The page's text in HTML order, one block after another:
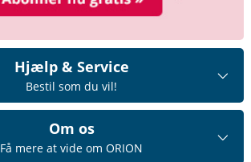
Hjælp & Service
Bestil som du vil!
Om os
Få mere at vide om ORION